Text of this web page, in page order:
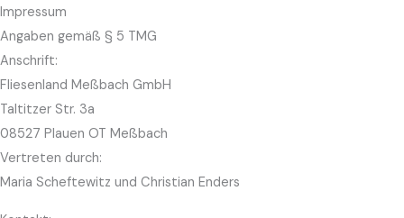
Skip
to
content
Impressum
Angaben gemäß § 5 TMG
Anschrift:
Fliesenland Meßbach GmbH
Taltitzer Str. 3a
08527 Plauen OT Meßbach
Vertreten durch:
Maria Scheftewitz und Christian Enders